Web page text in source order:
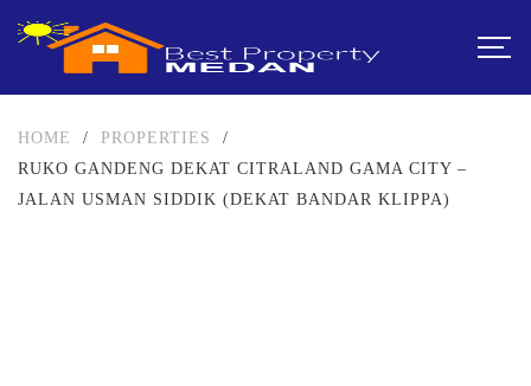
HOME / PROPERTIES
/
RUKO GANDENG DEKAT CITRALAND GAMA CITY –
JALAN USMAN SIDDIK (DEKAT BANDAR KLIPPA)